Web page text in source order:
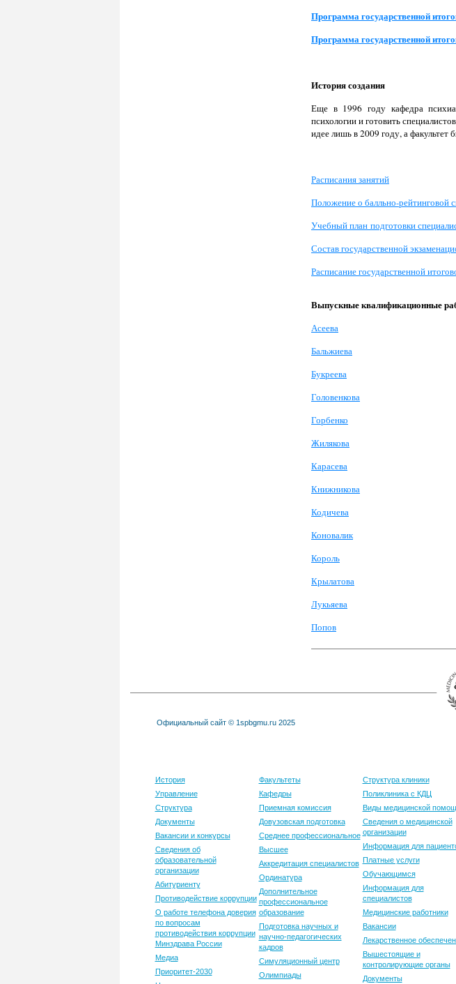
Программа государственной
Программа государственной
История создания
Еще в 1996 году кафедра
психологии и готовить
идее лишь в 2009 году, а факультет
Расписания занятий
Положение о балльно-рейтинговой
Учебный план подготовки
Состав государственной
Расписание государственной
Выпускные квалификационные
Асеева
Бальжиева
Букреева
Головенкова
Горбенко
Жилякова
Карасева
Книжникова
Кодичева
Коновалик
Король
Крылатова
Лукьяева
Попов
Официальный сайт © 1spbgmu.ru 2025
История
Управление
Структура
Документы
Вакансии и конкурсы
Сведения об
образовательной
организации
Абитуриенту
Противодействие коррупции
О работе телефона доверия
по вопросам
противодействия коррупции
Минздрава России
Медиа
Приоритет-2030
Факультеты
Кафедры
Приемная комиссия
Довузовская подготовка
Среднее профессиональное
Высшее
Аккредитация специалистов
Ординатура
Дополнительное
профессиональное
образование
Подготовка научных и
научно-педагогических
кадров
Симуляционный центр
Олимпиады
Структура клиники
Поликлиника с КДЦ
Виды медицинской
Сведения о медицинской
организации
Информация для
Платные услуги
Обучающимся
Информация для
специалистов
Медицинские работники
Вакансии
Лекарственное
Вышестоящие и
контролирующие органы
Документы